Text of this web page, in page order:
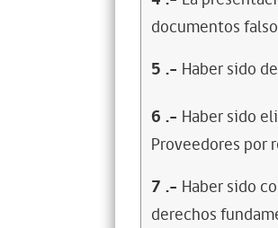
documentos
5 .- Haber sido
6 .- Haber sido
Proveedores por
7 .- Haber sido
derechos